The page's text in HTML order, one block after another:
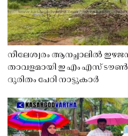
നീലേശ്വരം ആനച്ചാലിൽ
താവളമായി ഇ എം എസ്
ദുരിതം പേറി നാട്ടുകാർ